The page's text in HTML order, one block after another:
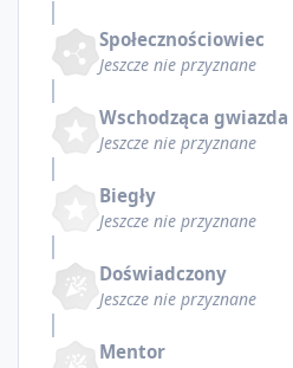
Społecznościowiec
Jeszcze nie przyznane
Wschodząca gwiazda
Jeszcze nie przyznane
Biegły
Jeszcze nie przyznane
Doświadczony
Jeszcze nie przyznane
Mentor